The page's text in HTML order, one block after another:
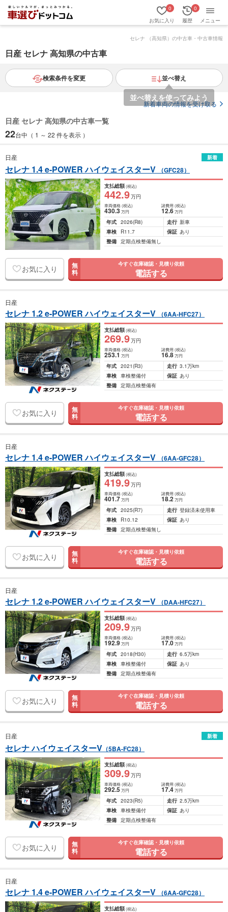
お気に入り
0
履歴
0
メニュー
セレナ （高知県）の中古車・中古車情報
日産 セレナ 高知県の中古車
検索条件を変更 並べ替え
新着車両の情報を受け取る
日産 セレナ 高知県の中古車一覧
22台中（ 1 ～ 22 件を表示 ）
日産 新着
セレナ 1.4 e-POWER ハイウェイスターV （GFC28）
支払総額(税込)
442.9万円
車両価格(税込)
430.3万円
諸費用 (税込)
12.6 万円
年式 2026(R8) 走行 新車
車検
R11.7 保証 あり
整備 定期点検整備無し
お気に入り 無
料
今すぐ在庫確認・見積り依頼
電話する
日産
セレナ 1.2 e-POWER ハイウェイスターV （6AA-HFC27）
支払総額(税込)
269.9万円
車両価格(税込)
253.1万円
諸費用 (税込)
16.8 万円
年式 2021(R3) 走行 3.1万km
車検 車検整備付 保証 あり
整備 定期点検整備有
お気に入り 無
料
今すぐ在庫確認・見積り依頼
電話する
日産
セレナ 1.4 e-POWER ハイウェイスターV （6AA-GFC28）
支払総額(税込)
419.9万円
車両価格(税込)
401.7万円
諸費用 (税込)
18.2 万円
年式 2025(R7) 走行 登録済未使用車
車検
R10.12 保証 あり
整備 定期点検整備無し
お気に入り 無
料
今すぐ在庫確認・見積り依頼
電話する
日産
セレナ 1.2 e-POWER ハイウェイスターV （DAA-HFC27）
支払総額(税込)
209.9万円
車両価格(税込)
192.9万円
諸費用 (税込)
17.0 万円
年式 2018(H30) 走行 6.5万km
車検 車検整備付 保証 あり
整備 定期点検整備有
お気に入り 無
料
今すぐ在庫確認・見積り依頼
電話する
日産 新着
セレナ ハイウェイスターV （5BA-FC28）
支払総額(税込)
309.9万円
車両価格(税込)
292.5万円
諸費用 (税込)
17.4 万円
年式 2023(R5) 走行 2.5万km
車検 車検整備付 保証 あり
整備 定期点検整備有
お気に入り 無
料
今すぐ在庫確認・見積り依頼
電話する
日産
セレナ 1.4 e-POWER ハイウェイスターV （6AA-GFC28）
支払総額(税込)